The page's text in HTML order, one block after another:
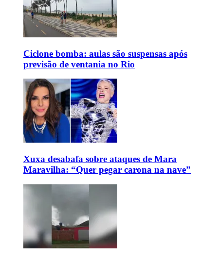
Ciclone bomba: aulas são suspensas após
previsão de ventania no Rio
Xuxa desabafa sobre ataques de Mara
Maravilha: “Quer pegar carona na nave”